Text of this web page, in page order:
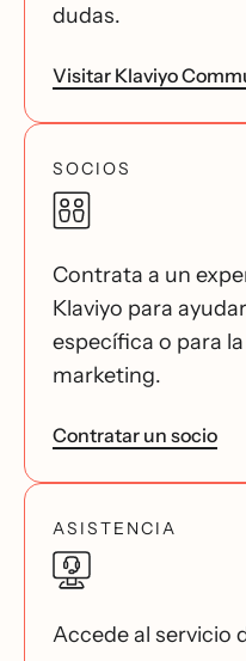
dudas.
Visitar Klaviyo
SOCIOS
Contrata a un
Klaviyo para
específica o para
marketing.
Contratar un socio
ASISTENCIA
Accede al servicio